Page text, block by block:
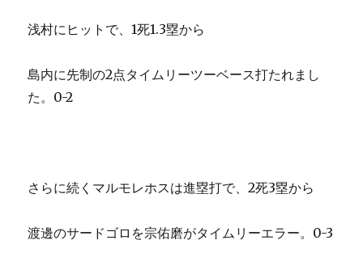
浅村にヒットで、1死1.3塁から
島内に先制の2点タイムリーツーベース打たれまし
た。0-2
さらに続くマルモレホスは進塁打で、2死3塁から
渡邊のサードゴロを宗佑磨がタイムリーエラー。0-3